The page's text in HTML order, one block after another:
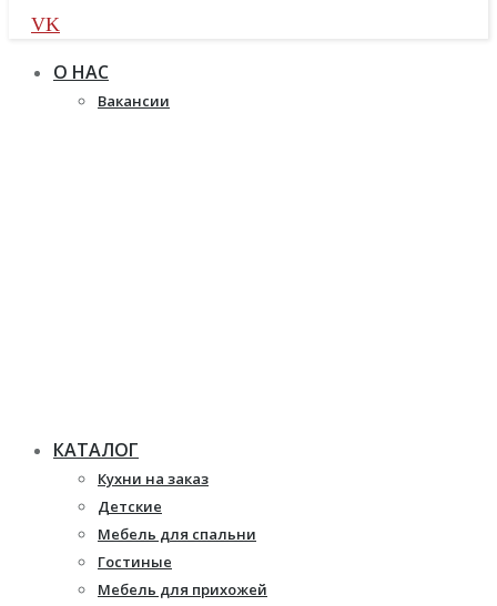
VK
О НАС
Вакансии
КАТАЛОГ
Кухни на заказ
Детские
Мебель для спальни
Гостиные
Мебель для прихожей